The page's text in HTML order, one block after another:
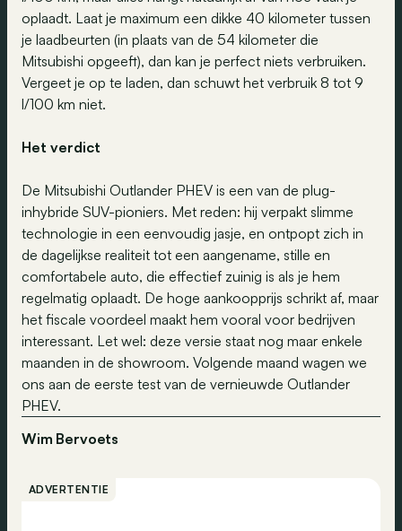
oplaadt. Laat je maximum een dikke 40 kilometer tussen
je laadbeurten (in plaats van de 54 kilometer die
Mitsubishi opgeeft), dan kan je perfect niets verbruiken.
Vergeet je op te laden, dan schuwt het verbruik 8 tot 9
l/100 km niet.
Het verdict
De Mitsubishi Outlander PHEV is een van de plug-
inhybride SUV-pioniers. Met reden: hij verpakt slimme
technologie in een eenvoudig jasje, en ontpopt zich in
de dagelijkse realiteit tot een aangename, stille en
comfortabele auto, die effectief zuinig is als je hem
regelmatig oplaadt. De hoge aankoopprijs schrikt af, maar
het fiscale voordeel maakt hem vooral voor bedrijven
interessant. Let wel: deze versie staat nog maar enkele
maanden in de showroom. Volgende maand wagen we
ons aan de eerste test van de vernieuwde Outlander
PHEV.
Wim Bervoets
ADVERTENTIE